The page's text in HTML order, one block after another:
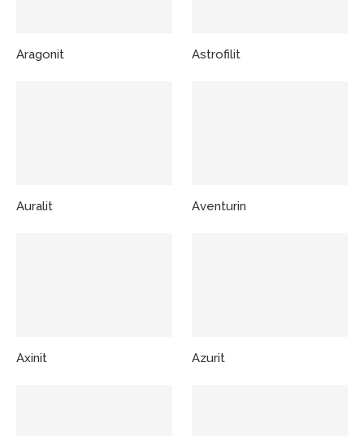
Aragonit Astrofilit
Auralit Aventurin
Axinit Azurit